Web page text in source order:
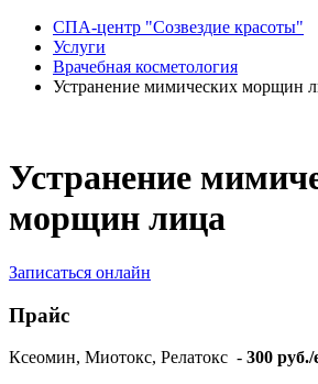
СПА-центр "Созвездие красоты"
Услуги
Врачебная косметология
Устранение мимических морщин
Устранение
морщин лица
Записаться онлайн
Прайс
Ксеомин, Миотокс, Релатокс - 300